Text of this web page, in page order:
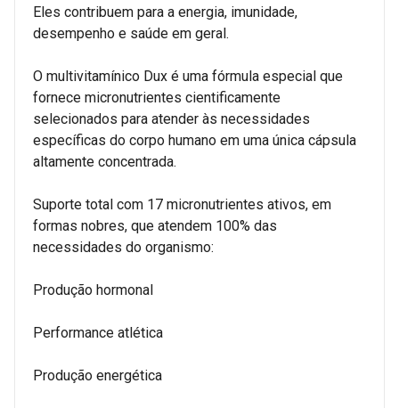
Eles contribuem para a energia, imunidade,
desempenho e saúde em geral.
O multivitamínico Dux é uma fórmula especial que
fornece micronutrientes cientificamente
selecionados para atender às necessidades
específicas do corpo humano em uma única cápsula
altamente concentrada.
Suporte total com 17 micronutrientes ativos, em
formas nobres, que atendem 100% das
necessidades do organismo:
Produção hormonal
Performance atlética
Produção energética